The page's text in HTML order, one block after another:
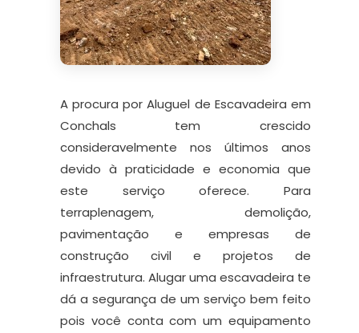
A procura por Aluguel de Escavadeira em
Conchals tem crescido
consideravelmente nos últimos anos
devido à praticidade e economia que
este serviço oferece. Para
terraplenagem, demolição,
pavimentação e empresas de
construção civil e projetos de
infraestrutura. Alugar uma escavadeira te
dá a segurança de um serviço bem feito
pois você conta com um equipamento